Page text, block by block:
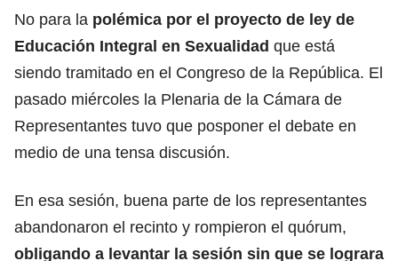
No para la polémica por el proyecto de ley de
Educación Integral en Sexualidad que está
siendo tramitado en el Congreso de la República. El
pasado miércoles la Plenaria de la Cámara de
Representantes tuvo que posponer el debate en
medio de una tensa discusión.
En esa sesión, buena parte de los representantes
abandonaron el recinto y rompieron el quórum,
obligando a levantar la sesión sin que se lograra